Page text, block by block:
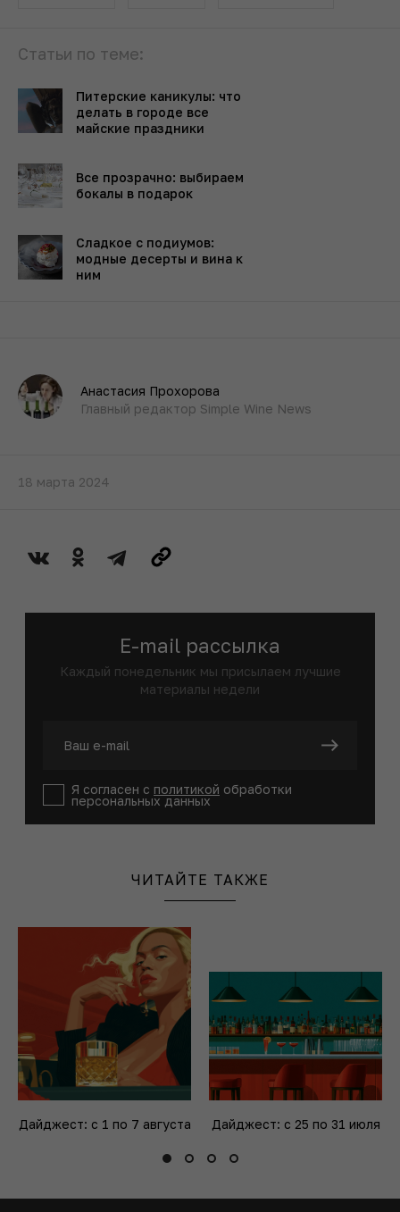
Статьи по теме:
Питерские каникулы: что
делать в городе все
майские праздники
Все прозрачно: выбираем
бокалы в подарок
Сладкое с подиумов:
модные десерты и вина к
ним
Анастасия Прохорова
Главный редактор Simple Wine News
18 марта 2024
E-mail рассылка
Каждый понедельник мы присылаем лучшие
материалы недели
Я согласен с политикой обработки
персональных данных
ЧИТАЙТЕ ТАКЖЕ
Дайджест: с 1 по 7 августа Дайджест: с 25 по 31 июля